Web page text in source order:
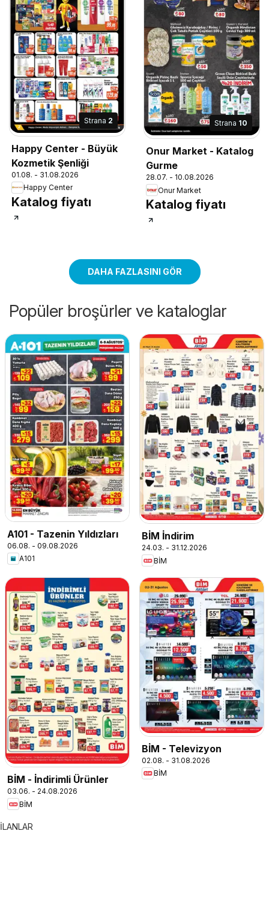
Strana 2
Happy Center - Büyük
Kozmetik Şenliği
01.08. - 31.08.2026
Happy Center
Katalog fiyatı
Strana 10
Onur Market - Katalog
Gurme
28.07. - 10.08.2026
Onur Market
Katalog fiyatı
DAHA FAZLASINI GÖR
Popüler broşürler ve kataloglar
A101 - Tazenin Yıldızları
06.08. - 09.08.2026
A101
BİM İndirim
24.03. - 31.12.2026
BİM
BİM - İndirimli Ürünler
03.06. - 24.08.2026
BİM
BİM - Televizyon
02.08. - 31.08.2026
BİM
İLANLAR